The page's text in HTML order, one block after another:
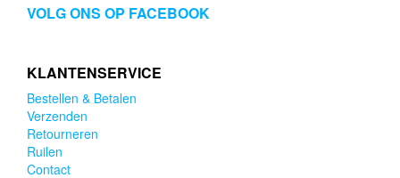
VOLG ONS OP FACEBOOK
KLANTENSERVICE
Bestellen & Betalen
Verzenden
Retourneren
Ruilen
Contact